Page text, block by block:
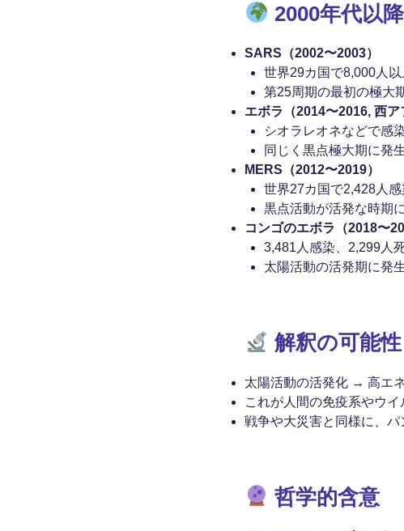
2000年代以
SARS（2002〜2003）
世界29カ国で8,000人以
第25周期の最初の極大
エボラ（2014〜2016, 西ア
シオラレオネなどで感
同じく黒点極大期に発生
MERS（2012〜2019）
世界27カ国で2,428人感
黒点活動が活発な時期に
コンゴのエボラ（2018〜
3,481人感染、2,299人
太陽活動の活発期に発生
解釈の可能性
太陽活動の活発化 → 高エ
これが人間の免疫系やウ
戦争や大災害と同様に、パ
哲学的含意